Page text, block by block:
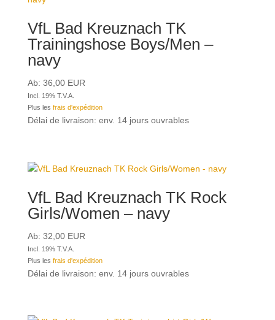
VfL Bad Kreuznach TK
Trainingshose Boys/Men –
navy
Ab: 36,00EUR
Incl. 19% T.V.A.
Plus les frais d'expédition
Délai de livraison: env. 14 jours ouvrables
VfL Bad Kreuznach TK Rock
Girls/Women – navy
Ab: 32,00EUR
Incl. 19% T.V.A.
Plus les frais d'expédition
Délai de livraison: env. 14 jours ouvrables